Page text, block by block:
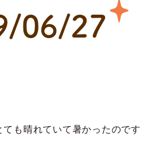
06/27
も晴れていて暑かったのです